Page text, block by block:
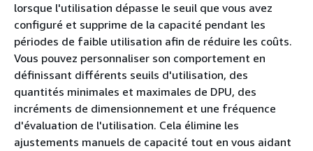
lorsque l'utilisation dépasse le seuil que vous avez
configuré et supprime de la capacité pendant les
périodes de faible utilisation afin de réduire les coûts.
Vous pouvez personnaliser son comportement en
définissant différents seuils d'utilisation, des
quantités minimales et maximales de DPU, des
incréments de dimensionnement et une fréquence
d'évaluation de l'utilisation. Cela élimine les
ajustements manuels de capacité tout en vous aidant